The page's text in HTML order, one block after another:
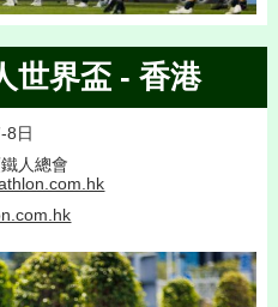
世界盃 - 香港
8日
人總會